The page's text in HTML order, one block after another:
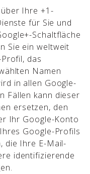
Ihre +1-
für Sie und
Schaltfläche
Sie ein weltweit
das
Namen
in allen Google-
Fällen kann dieser
ersetzen, den
Ihr Google-Konto
Google-Profils
die Ihre E-Mail-
identifizierende